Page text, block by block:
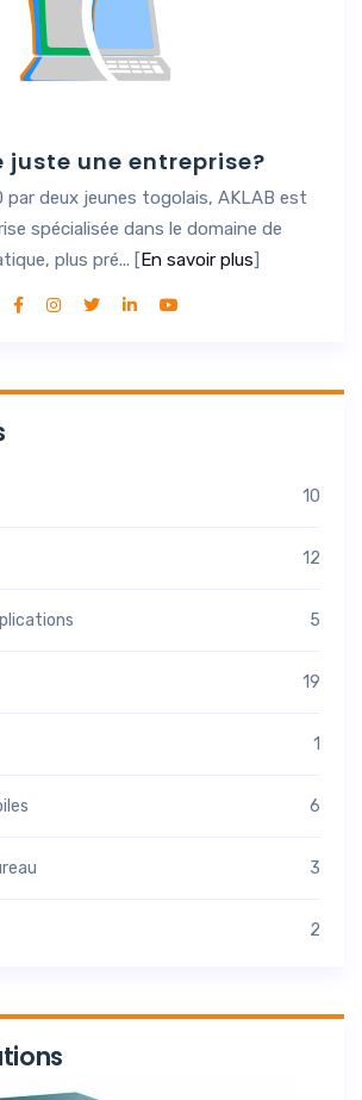
juste une entreprise?
par deux jeunes togolais, AKLAB est
spécialisée dans le domaine de
plus pré... [En savoir plus]
10
12
5
19
1
6
3
2